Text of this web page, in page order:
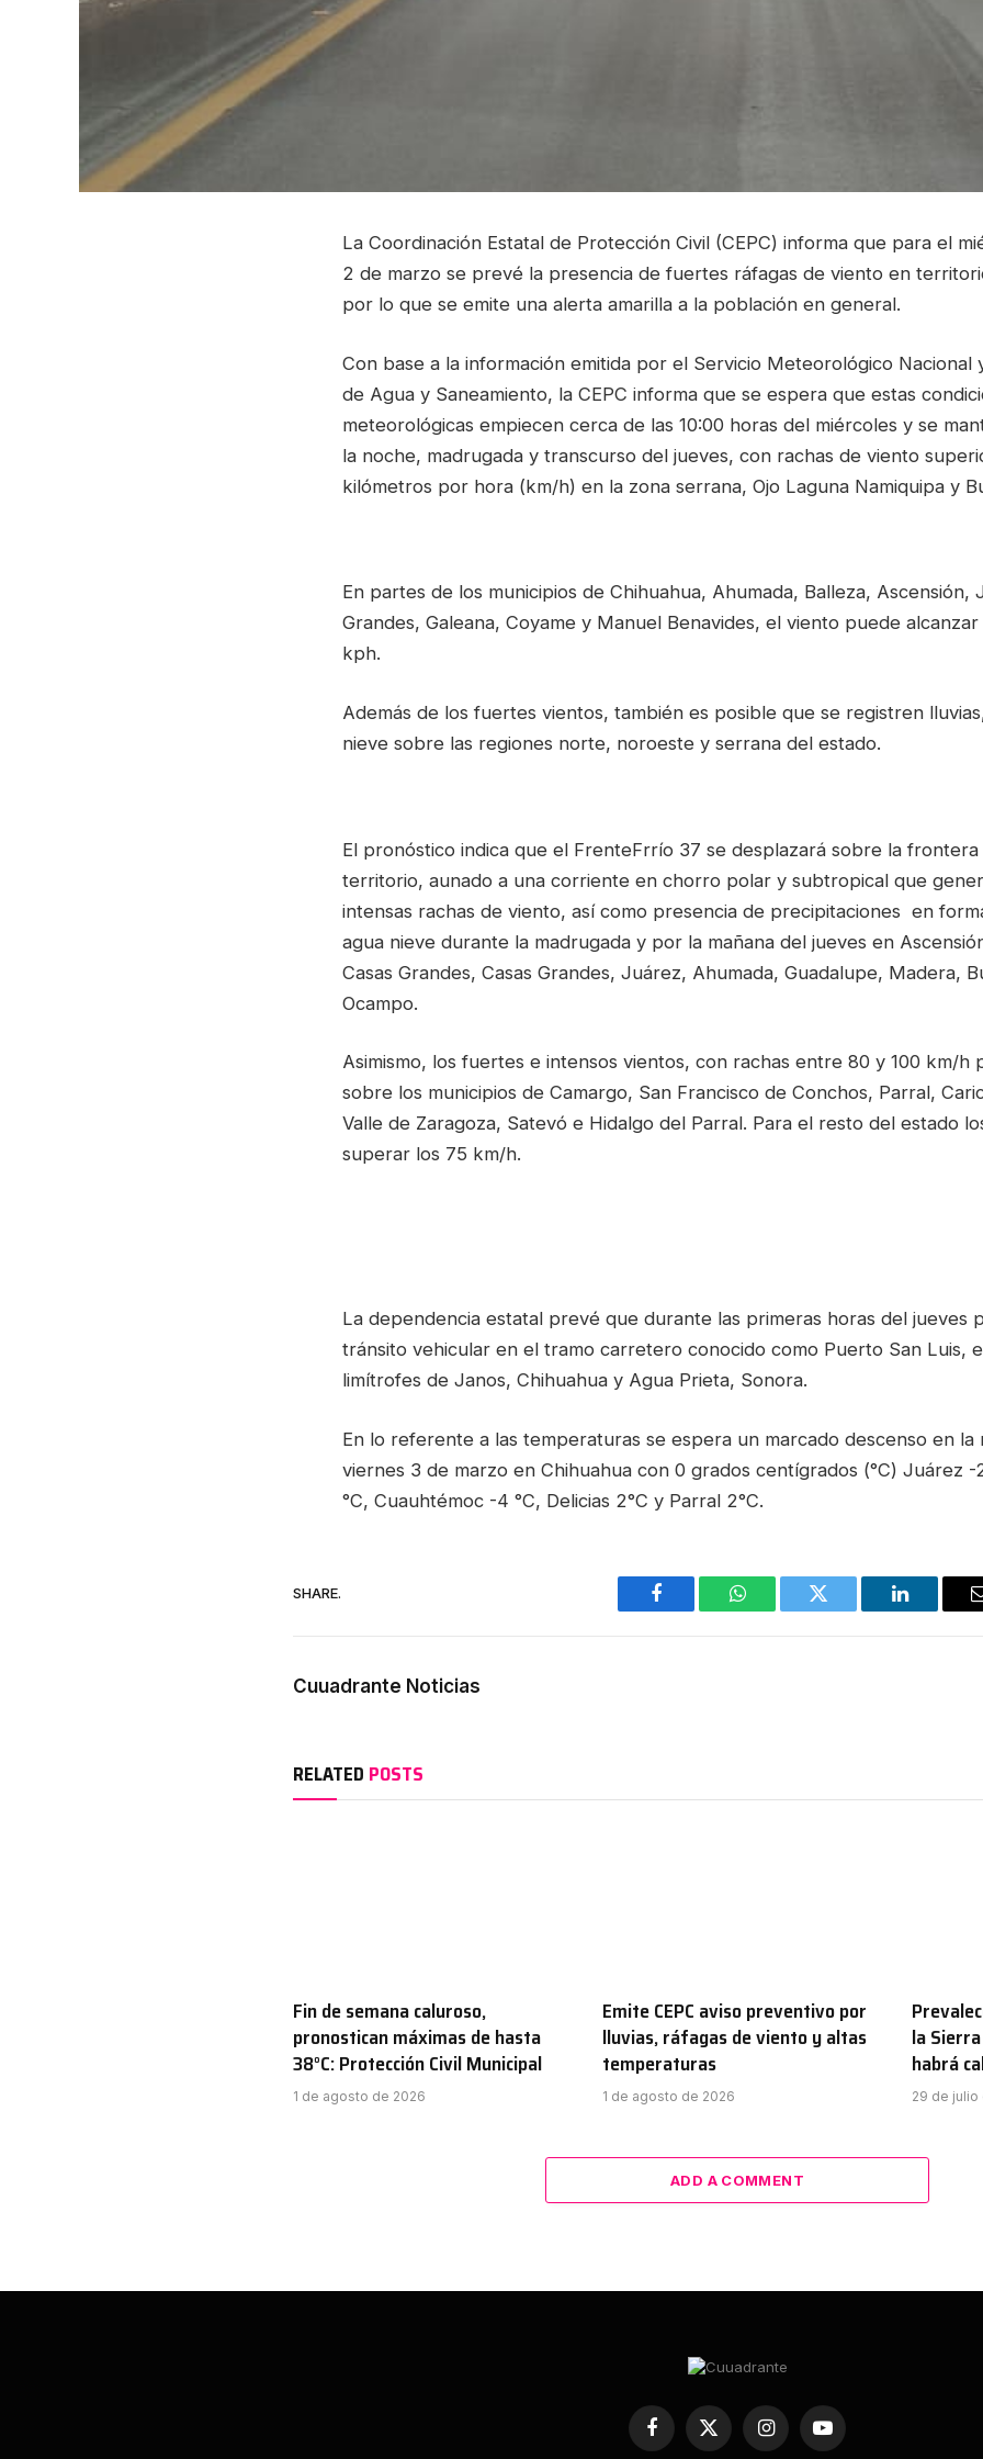
La Coordinación Estatal de Protección Civil (CEPC) informa que para el
2 de marzo se prevé la presencia de fuertes ráfagas de viento en
por lo que se emite una alerta amarilla a la población en general.
Con base a la información emitida por el Servicio Meteorológico Nacional
de Agua y Saneamiento, la CEPC informa que se espera que estas
meteorológicas empiecen cerca de las 10:00 horas del miércoles y se
la noche, madrugada y transcurso del jueves, con rachas de viento
kilómetros por hora (km/h) en la zona serrana, Ojo Laguna Namiquipa y
En partes de los municipios de Chihuahua, Ahumada, Balleza, Ascensión,
Grandes, Galeana, Coyame y Manuel Benavides, el viento puede
kph.
Además de los fuertes vientos, también es posible que se registren
nieve sobre las regiones norte, noroeste y serrana del estado.
El pronóstico indica que el FrenteFrrío 37 se desplazará sobre la
territorio, aunado a una corriente en chorro polar y subtropical que
intensas rachas de viento, así como presencia de precipitaciones en
agua nieve durante la madrugada y por la mañana del jueves en
Casas Grandes, Casas Grandes, Juárez, Ahumada, Guadalupe, Madera,
Ocampo.
Asimismo, los fuertes e intensos vientos, con rachas entre 80 y 100 km/h
sobre los municipios de Camargo, San Francisco de Conchos, Parral,
Valle de Zaragoza, Satevó e Hidalgo del Parral. Para el resto del estado
superar los 75 km/h.
La dependencia estatal prevé que durante las primeras horas del jueves
tránsito vehicular en el tramo carretero conocido como Puerto San Luis,
limítrofes de Janos, Chihuahua y Agua Prieta, Sonora.
En lo referente a las temperaturas se espera un marcado descenso en la
viernes 3 de marzo en Chihuahua con 0 grados centígrados (°C) Juárez -
°C, Cuauhtémoc -4 °C, Delicias 2°C y Parral 2°C.
SHARE.
Facebook WhatsAppTwitter LinkedIn
Cuuadrante Noticias
RELATED POSTS
Fin de semana caluroso,
pronostican máximas de hasta
38°C: Protección Civil Municipal
1 de agosto de 2026
Emite CEPC aviso preventivo por
lluvias, ráfagas de viento y altas
temperaturas
1 de agosto de 2026
la
habrá
29 de julio
ADD A COMMENT
Facebook
X
InstagramYouTube